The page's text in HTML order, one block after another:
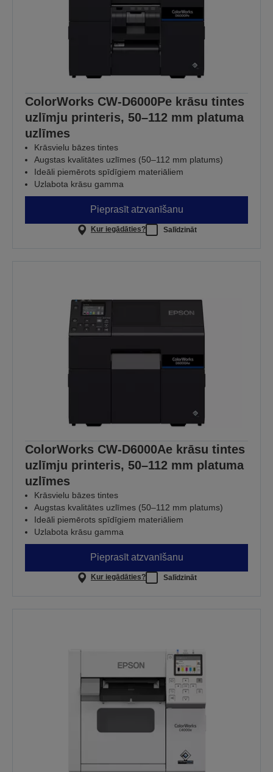
ColorWorks CW-D6000Pe krāsu tintes
uzlīmju printeris, 50–112 mm platuma
uzlīmes
Krāsvielu bāzes tintes
Augstas kvalitātes uzlīmes (50–112 mm platums)
Ideāli piemērots spīdīgiem materiāliem
Uzlabota krāsu gamma
Pieprasīt atzvanīšanu
Kur iegādāties? Salīdzināt
ColorWorks CW-D6000Ae krāsu tintes
uzlīmju printeris, 50–112 mm platuma
uzlīmes
Krāsvielu bāzes tintes
Augstas kvalitātes uzlīmes (50–112 mm platums)
Ideāli piemērots spīdīgiem materiāliem
Uzlabota krāsu gamma
Pieprasīt atzvanīšanu
Kur iegādāties? Salīdzināt